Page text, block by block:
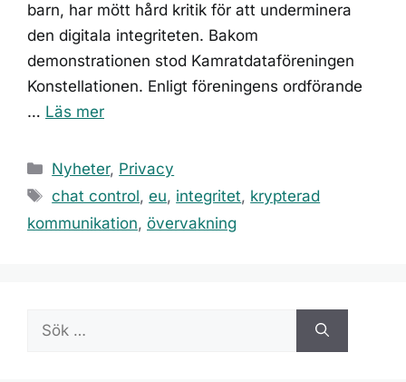
barn, har mött hård kritik för att underminera
den digitala integriteten. Bakom
demonstrationen stod Kamratdataföreningen
Konstellationen. Enligt föreningens ordförande
… Läs mer
Kategorier
Nyheter, Privacy
Etiketter
chat control,eu, integritet, krypterad
kommunikation, övervakning
Sök